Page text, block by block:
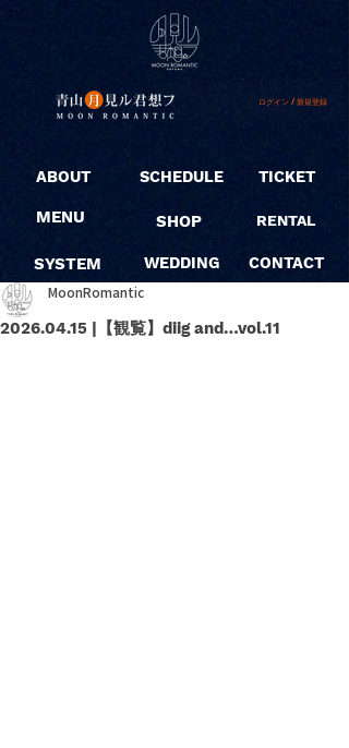
ログイン / 新規登録
ABOUT
MENU
SYSTEM
SCHEDULE
SHOP
WEDDING
TICKET
RENTAL
CONTACT
2026.04.15 |【観覧】diig and…vol.11
MoonRomantic